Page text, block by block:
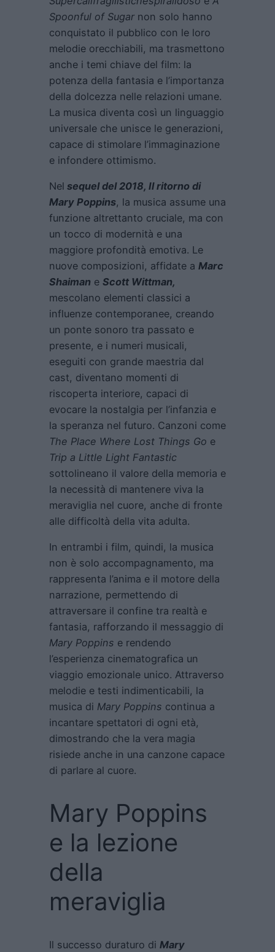
Spoonful of Sugar non solo hanno
conquistato il pubblico con le loro
melodie orecchiabili, ma trasmettono
anche i temi chiave del film: la
potenza della fantasia e l’importanza
della dolcezza nelle relazioni umane.
La musica diventa così un linguaggio
universale che unisce le generazioni,
capace di stimolare l’immaginazione
e infondere ottimismo.
Nel sequel del 2018, Il ritorno di
Mary Poppins, la musica assume una
funzione altrettanto cruciale, ma con
un tocco di modernità e una
maggiore profondità emotiva. Le
nuove composizioni, affidate a Marc
Shaiman e Scott Wittman,
mescolano elementi classici a
influenze contemporanee, creando
un ponte sonoro tra passato e
presente, e i numeri musicali,
eseguiti con grande maestria dal
cast, diventano momenti di
riscoperta interiore, capaci di
evocare la nostalgia per l’infanzia e
la speranza nel futuro. Canzoni come
The Place Where Lost Things Go e
Trip a Little Light Fantastic
sottolineano il valore della memoria e
la necessità di mantenere viva la
meraviglia nel cuore, anche di fronte
alle difficoltà della vita adulta.
In entrambi i film, quindi, la musica
non è solo accompagnamento, ma
rappresenta l’anima e il motore della
narrazione, permettendo di
attraversare il confine tra realtà e
fantasia, rafforzando il messaggio di
Mary Poppins e rendendo
l’esperienza cinematografica un
viaggio emozionale unico. Attraverso
melodie e testi indimenticabili, la
musica di Mary Poppins continua a
incantare spettatori di ogni età,
dimostrando che la vera magia
risiede anche in una canzone capace
di parlare al cuore.
Mary Poppins
e la lezione
della
meraviglia
Il successo duraturo di Mary